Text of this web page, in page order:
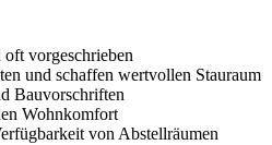
vorgeschrieben
und schaffen wertvollen Stauraum
Bauvorschriften
Wohnkomfort
von Abstellräumen